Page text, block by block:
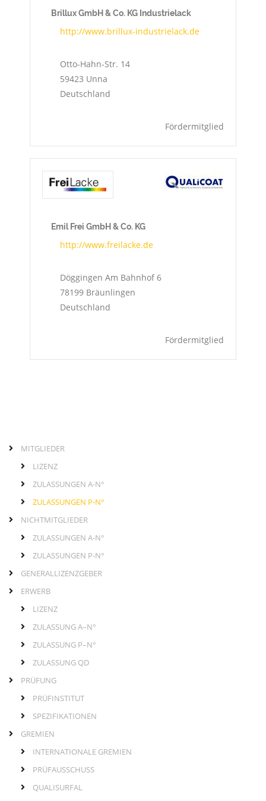
Brillux GmbH & Co. KG Industrielack
http://www.brillux-industrielack.de
Otto-Hahn-Str. 14
59423 Unna
Deutschland
Fördermitglied
Emil Frei GmbH & Co. KG
http://www.freilacke.de
Döggingen Am Bahnhof 6
78199 Bräunlingen
Deutschland
Fördermitglied
LinksMITGLIEDER
LIZENZ
ZULASSUNGEN A-N°
ZULASSUNGEN P-N°
NICHTMITGLIEDER
ZULASSUNGEN A-N°
ZULASSUNGEN P-N°
GENERALLIZENZGEBER
ERWERB
LIZENZ
ZULASSUNG A–N°
ZULASSUNG P–N°
ZULASSUNG QD
PRÜFUNG
PRÜFINSTITUT
SPEZIFIKATIONEN
GREMIEN
INTERNATIONALE GREMIEN
PRÜFAUSSCHUSS
QUALISURFAL